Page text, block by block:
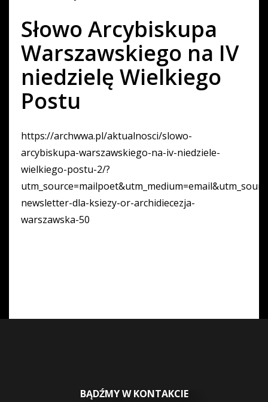
Słowo Arcybiskupa
Warszawskiego na IV
niedzielę Wielkiego
Postu
https://archwwa.pl/aktualnosci/slowo-
arcybiskupa-warszawskiego-na-iv-niedziele-
wielkiego-postu-2/?
newsletter-dla-ksiezy-or-archidiecezja-
warszawska-50
BĄDŹMY W KONTAKCIE